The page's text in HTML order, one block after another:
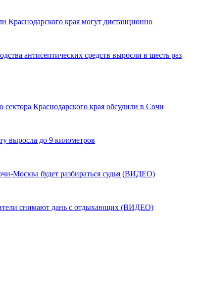
края могут дистанционно
антисептических средств выросли в шесть раз
сектора Краснодарского края обсудили в Сочи
выросла до 9 километров
Москва будет разбираться судья (ВИДЕО)
снимают дань с отдыхающих (ВИДЕО)